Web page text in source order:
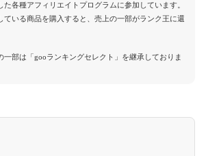
た各種アフィリエイトプログラムに参加しています。
ている商品を購入すると、売上の一部がランク王に還
一部は「gooランキングセレクト」を継承しておりま